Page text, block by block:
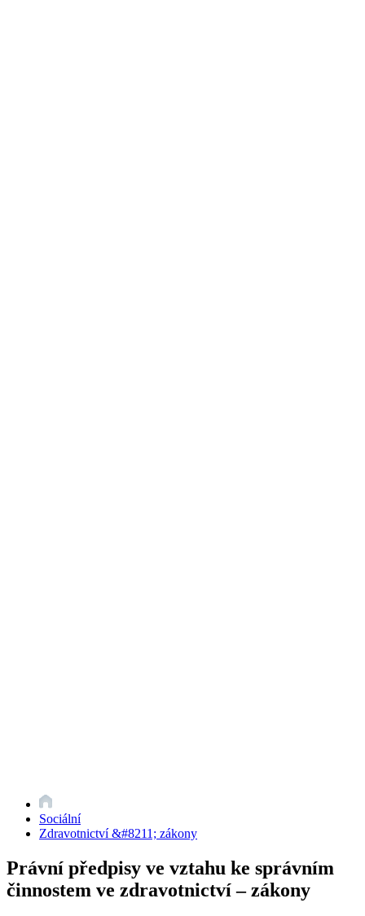
Sociální
Zdravotnictví &#8211; zákony
Právní předpisy ve vztahu ke správním
činnostem ve zdravotnictví – zákony